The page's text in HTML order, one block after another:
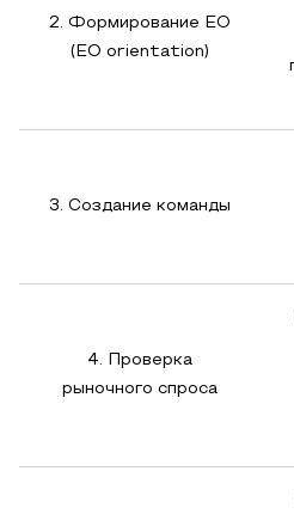
2. Формирование EO
(EO orientation)
3. Создание команды
4. Проверка
рыночного спроса